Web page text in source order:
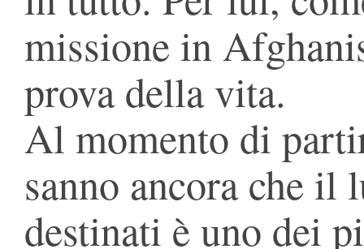
missione in
prova della vita.
Al momento di
sanno ancora che il
destinati è uno dei